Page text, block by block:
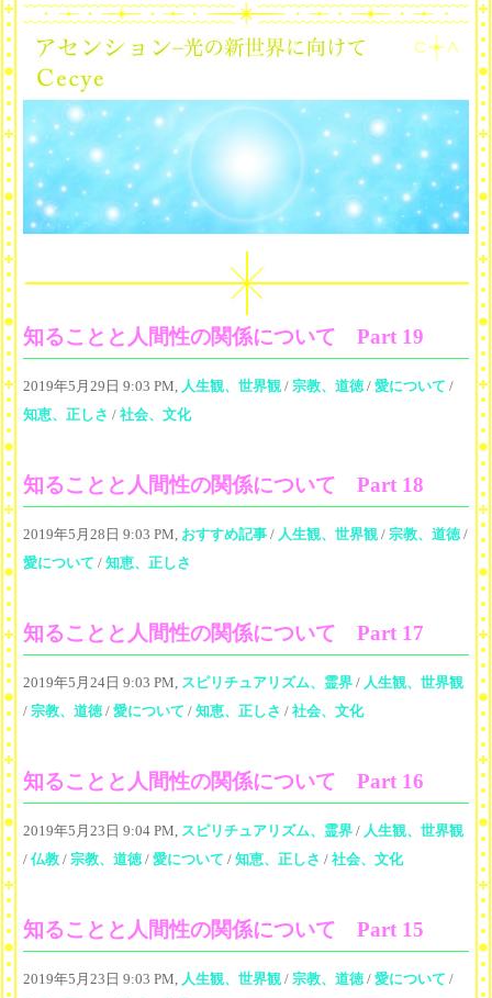
知ることと人間性の関係について Part 19
2019年5月29日 9:03 PM, 人生観、世界観 / 宗教、道徳/ 愛について /
知恵、正しさ / 社会、文化
知ることと人間性の関係について Part 18
2019年5月28日 9:03 PM, おすすめ記事 / 人生観、世界観 / 宗教、道徳/
愛について / 知恵、正しさ
知ることと人間性の関係について Part 17
2019年5月24日 9:03 PM, スピリチュアリズム、霊界 / 人生観、世界観
/ 宗教、道徳/ 愛について / 知恵、正しさ / 社会、文化
知ることと人間性の関係について Part 16
2019年5月23日 9:04 PM, スピリチュアリズム、霊界 / 人生観、世界観
/ 仏教 / 宗教、道徳/ 愛について / 知恵、正しさ / 社会、文化
知ることと人間性の関係について Part 15
2019年5月23日 9:03 PM, 人生観、世界観 / 宗教、道徳/ 愛について /